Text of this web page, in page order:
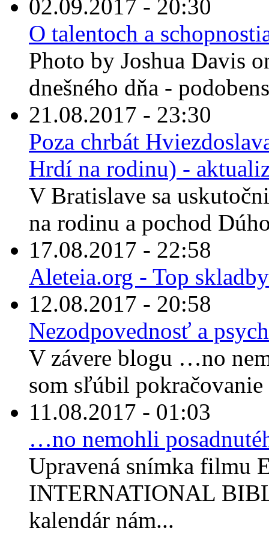
02.09.2017 - 20:30
O talentoch a
Photo by Joshua Davis
dnešného dňa -
21.08.2017 - 23:30
Poza chrbát
Hrdí na rodinu) -
V Bratislave sa
na rodinu a pochod
17.08.2017 - 22:58
Aleteia.org - Top skladby
12.08.2017 - 20:58
Nezodpovednosť a
V závere blogu …no
som sľúbil
11.08.2017 - 01:03
…no nemohli
Upravená snímka filmu
INTERNATIONAL
kalendár nám...